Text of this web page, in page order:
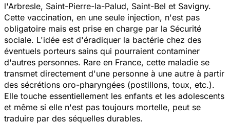
l'Arbresle, Saint-Pierre-la-Palud, Saint-Bel et Savigny.
Cette vaccination, en une seule injection, n'est pas
obligatoire mais est prise en charge par la Sécurité
sociale. L'idée est d'éradiquer la bactérie chez des
éventuels porteurs sains qui pourraient contaminer
d'autres personnes. Rare en France, cette maladie se
transmet directement d'une personne à une autre à partir
des sécrétions oro-pharyngées (postillons, toux, etc.).
Elle touche essentiellement les enfants et les adolescents
et même si elle n'est pas toujours mortelle, peut se
traduire par des séquelles durables.